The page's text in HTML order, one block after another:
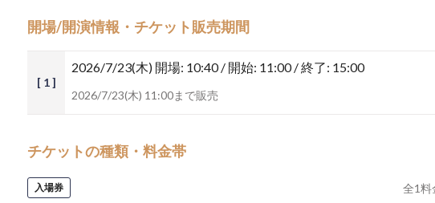
開場/開演情報・チケット販売期間
[ 1 ]
2026/7/23(木) 開場: 10:40 / 開始: 11:00 / 終了: 15:00
2026/7/23(木) 11:00まで販売
チケットの種類・料金帯
入場券 全1料